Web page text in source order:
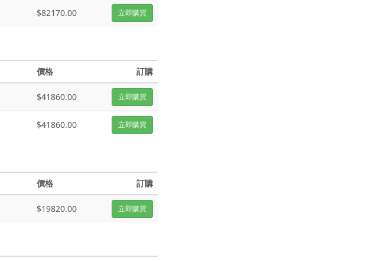
$82170.00 立即購買
價格 訂購
$41860.00 立即購買
$41860.00 立即購買
價格 訂購
$19820.00 立即購買